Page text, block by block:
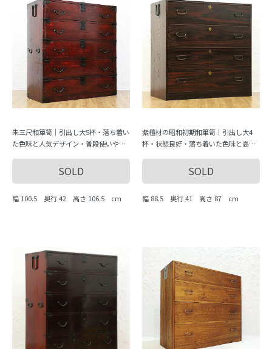
朱三尺和箪笥｜引出し大5杯・落ち着い
た色味と人気デザイン・普段使いや店
SOLD
幅 100.5 奥行 42 高さ 106.5 cm
紫檀材の昭和初期和箪笥｜引出し大4
杯・状態良好・落ち着いた色味と高級
SOLD
幅 88.5 奥行 41 高さ 87 cm